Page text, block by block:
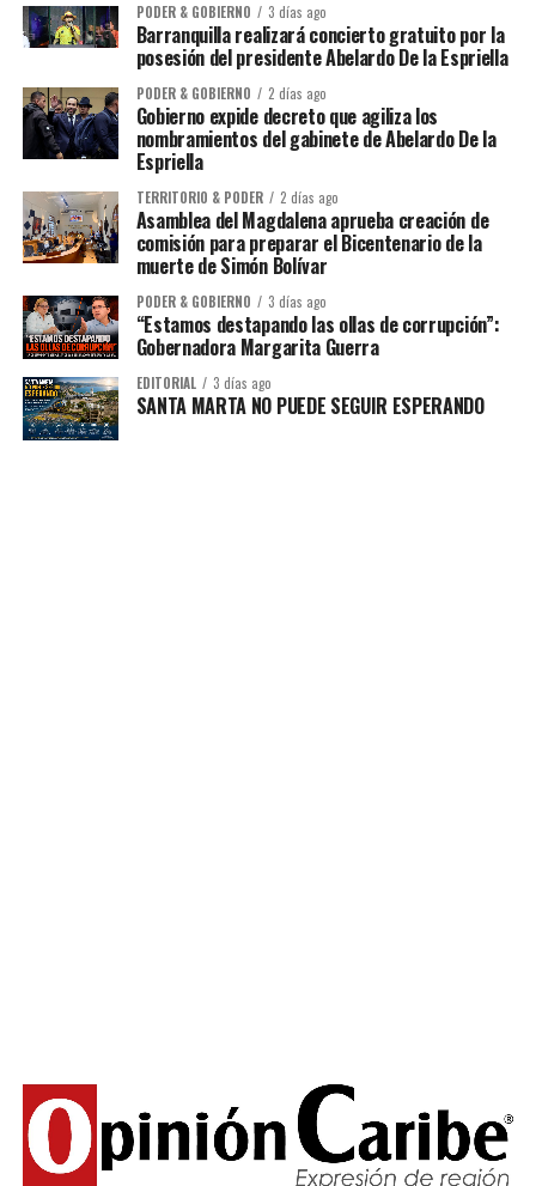
PODER & GOBIERNO 3 días ago
Barranquilla realizará concierto gratuito por la
posesión del presidente Abelardo De la Espriella
PODER & GOBIERNO 2 días ago
Gobierno expide decreto que agiliza los
nombramientos del gabinete de Abelardo De la
Espriella
TERRITORIO & PODER 2 días ago
Asamblea del Magdalena aprueba creación de
comisión para preparar el Bicentenario de la
muerte de Simón Bolívar
PODER & GOBIERNO 3 días ago
“Estamos destapando las ollas de corrupción”:
Gobernadora Margarita Guerra
EDITORIAL 3 días ago
SANTA MARTA NO PUEDE SEGUIR ESPERANDO